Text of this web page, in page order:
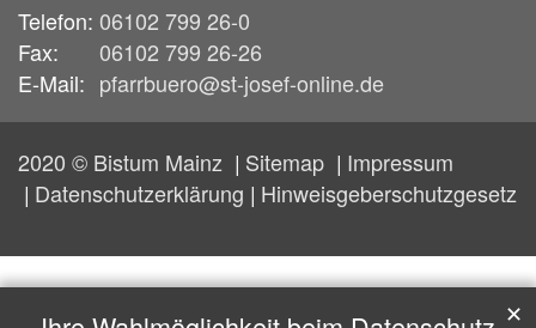
Telefon: 06102 799 26-0
Fax:
06102 799 26-26
E-Mail: pfarrbuero@st-josef-online.de
2020 © Bistum Mainz Sitemap
Impressum
Datenschutzerklärung
Hinweisgeberschutzgesetz
✕